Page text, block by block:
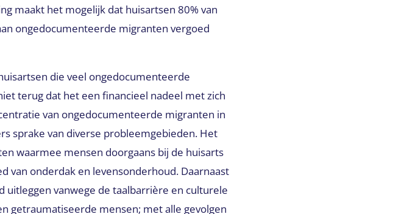
maakt het mogelijk dat huisartsen 80% van
ongedocumenteerde migranten vergoed
die veel ongedocumenteerde
terug dat het een financieel nadeel met zich
van ongedocumenteerde migranten in
sprake van diverse probleemgebieden. Het
waarmee mensen doorgaans bij de huisarts
van onderdak en levensonderhoud. Daarnaast
uitleggen vanwege de taalbarrière en culturele
getraumatiseerde mensen; met alle gevolgen